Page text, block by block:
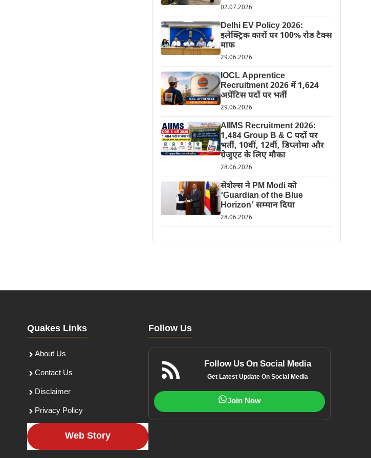
02.07.2026
Delhi EV Policy 2026:
इलेक्ट्रिक कारों पर 100% रोड टैक्स
माफ
29.06.2026
IOCL Apprentice
Recruitment 2026 में 1,624
अप्रेंटिस पदों पर भर्ती
29.06.2026
AIIMS Recruitment 2026:
1,484 Group B & C पदों पर
भर्ती, 10वीं, 12वीं, डिप्लोमा और
ग्रेजुएट के लिए मौका
28.06.2026
सेशेल्स ने PM Modi को
‘Guardian of the Blue
Horizon’ सम्मान दिया
28.06.2026
Quakes Links
About Us
Contact Us
Disclaimer
Privacy Policy
Web Story
Follow Us
Follow Us On Social Media
Get Latest Update On Social Media
Join Now